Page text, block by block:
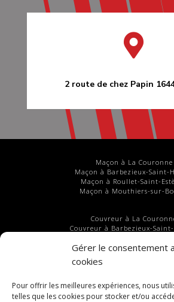
Gérer le consentement
cookies
Pour offrir les meilleures expériences, nous
telles que les cookies pour stocker et/ou

2 route de chez Papin
Maçon à La Couronne
Maçon à Barbezieux-Saint-
Maçon à Roullet-Saint-
Maçon à Mouthiers-sur-
Couvreur à La
Couvreur à Barbezieux-
Couvreur à Mouthiers-sur-
Rénovation de maison à
Rénovation de maison à Roullet-